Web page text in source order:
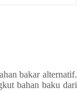
bakar alternatif.
bahan baku dari